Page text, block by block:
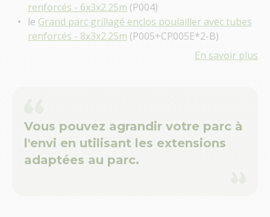
renforcés - 6x3x2.25m (P004)
le Grand parc grillagé enclos poulailler avec tubes
renforcés - 8x3x2.25m (P005+CP005E*2-B)
En savoir plus
Vous pouvez agrandir votre parc à
l'envi en utilisant les extensions
adaptées au parc.